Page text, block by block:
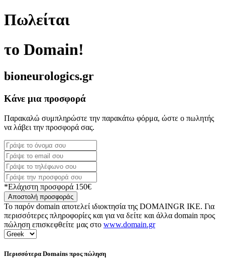
Πωλείται
το Domain!
bioneurologics.gr
Κάνε μια προσφορά
Παρακαλώ συμπληρώστε την παρακάτω φόρμα, ώστε ο πωλητής
να λάβει την προσφορά σας.
*Ελάχιστη προσφορά 150€
Αποστολή προσφοράς
Το παρόν domain αποτελεί ιδιοκτησία της DOMAINGR ΙΚΕ. Για
περισσότερες πληροφορίες και για να δείτε και άλλα domain προς
πώληση επισκεφθείτε μας στο www.domain.gr
Περισσότερα Domains προς πώληση